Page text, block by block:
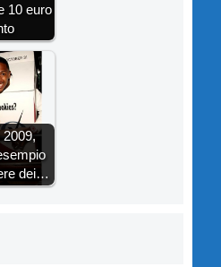
10 euro
2009,
dei…